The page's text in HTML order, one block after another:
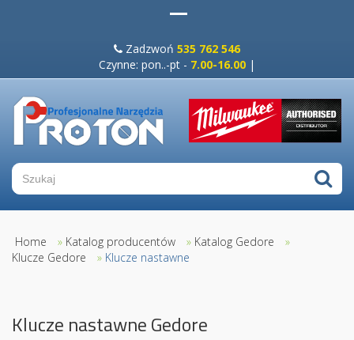
Zadzwoń 535 762 546
Czynne: pon..-pt - 7.00-16.00 |
Home » Katalog producentów » Katalog Gedore
»
Klucze Gedore
» Klucze nastawne
Klucze nastawne Gedore